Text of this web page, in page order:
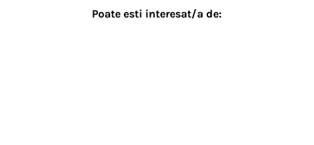
Poate esti interesat/a de: